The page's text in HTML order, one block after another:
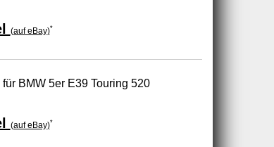
(auf eBay)*
BMW 5er E39 Touring 520
(auf eBay)*